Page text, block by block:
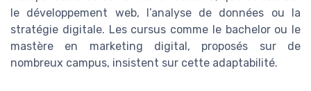
le développement web, l’analyse de données ou la
stratégie digitale. Les cursus comme le bachelor ou le
mastère en marketing digital, proposés sur de
nombreux campus, insistent sur cette adaptabilité.